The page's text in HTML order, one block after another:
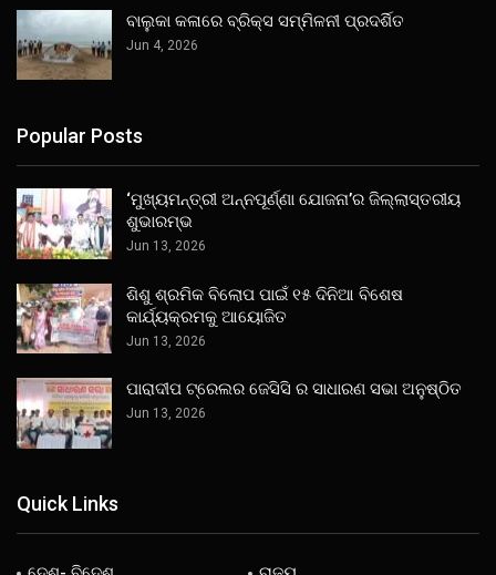
ବାଲୁକା କଳାରେ ବ୍ରିକ୍ସ ସମ୍ମିଳନୀ ପ୍ରଦର୍ଶିତ
Jun 4, 2026
Popular Posts
‘ମୁଖ୍ୟମନ୍ତ୍ରୀ ଅନ୍ନପୂର୍ଣ୍ଣା ଯୋଜନା’ର ଜିଲ୍ଲାସ୍ତରୀୟ
ଶୁଭାରମ୍ଭ
Jun 13, 2026
ଶିଶୁ ଶ୍ରମିକ ବିଲୋପ ପାଇଁ ୧୫ ଦିନିଆ ବିଶେଷ
କାର୍ଯ୍ୟକ୍ରମକୁ ଆୟୋଜିତ
Jun 13, 2026
ପାରାଦୀପ ଟ୍ରେଲର ଜେସିସି ର ସାଧାରଣ ସଭା ଅନୁଷ୍ଠିତ
Jun 13, 2026
Quick Links